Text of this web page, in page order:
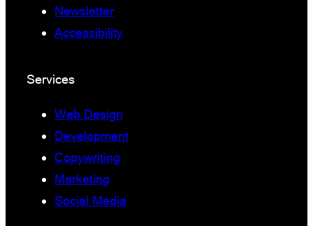
Newsletter
Accessibility
Services
Web Design
Development
Copywriting
Marketing
Social Media